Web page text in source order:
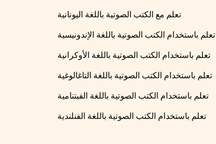
تعلم مع الكتب الصوتية باللغة اليونانية
تعلم باستخدام الكتب الصوتية باللغة الإندونيسية
تعلم باستخدام الكتب الصوتية باللغة الأوكرانية
تعلم باستخدام الكتب الصوتية باللغة التاغالوغية
تعلم باستخدام الكتب الصوتية باللغة الفيتنامية
تعلم باستخدام الكتب الصوتية باللغة الفنلندية